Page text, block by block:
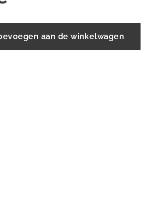
aan de winkelwagen